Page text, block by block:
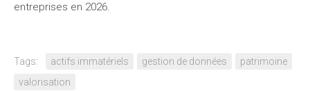
entreprises en 2026.
Tags: actifs immatériels gestion de données
patrimoine
valorisation